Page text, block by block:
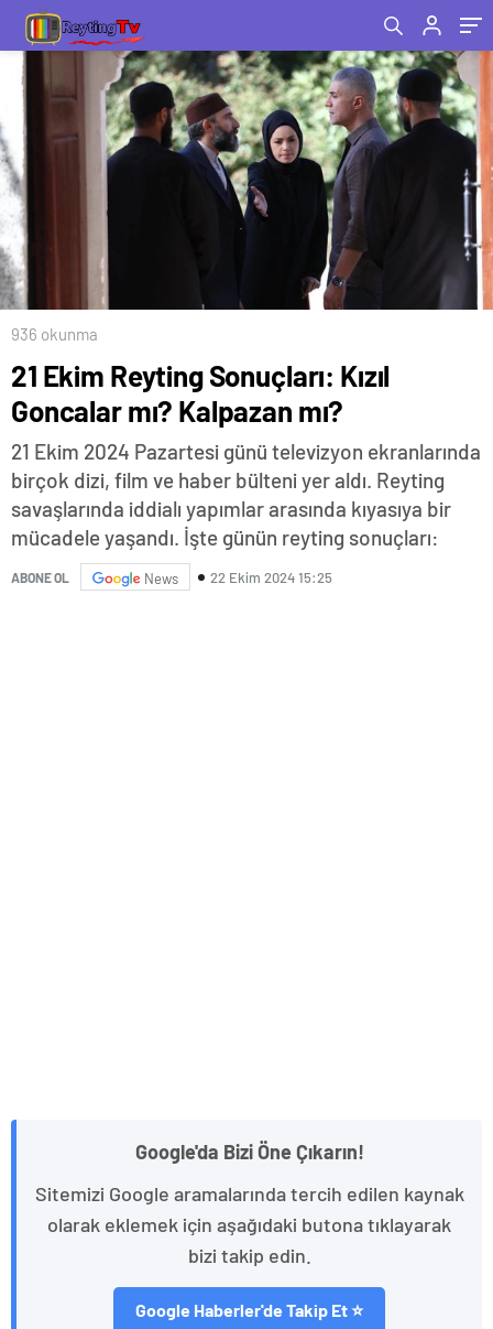
936 okunma
21 Ekim Reyting Sonuçları: Kızıl
Goncalar mı? Kalpazan mı?
21 Ekim 2024 Pazartesi günü televizyon ekranlarında
birçok dizi, film ve haber bülteni yer aldı. Reyting
savaşlarında iddialı yapımlar arasında kıyasıya bir
mücadele yaşandı. İşte günün reyting sonuçları:
ABONE OL News 22 Ekim 2024 15:25
Google'da Bizi Öne Çıkarın!
Sitemizi Google aramalarında tercih edilen kaynak
olarak eklemek için aşağıdaki butona tıklayarak
bizi takip edin.
Google Haberler'de Takip Et ⭐